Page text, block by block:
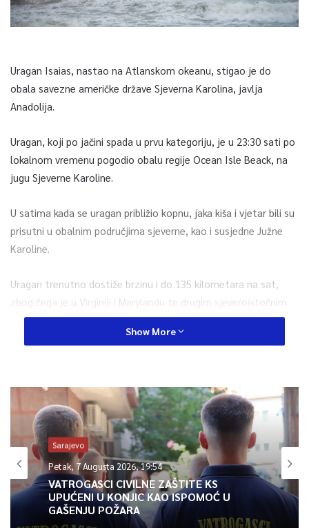
Uragan Isaias, nastao na Atlanskom okeanu, stigao je do
obala savezne američke države Sjeverna Karolina, javlja
Anadolija.
Uragan, koji po jačini spada u prvu kategoriju, je u 23:30 sati po
lokalnom vremenu pogodio obalu regije Ocean Isle Beack, na
jugu Sjeverne Karoline.
U satima kada se uragan približio kopnu, jaka kiša i vjetar bili su
prisutni u obalnim područjima sjeverne, kao i susjedne Južne
Karoline.
Uragan trenutno dostiže brzinu i do 135 kilometara na sat,
zbog čega je u Virginiji i Marylandu te drugim sjeveroistočnim
državama izdato upozorenje za jak vjetar i moguće poplave.
Article Rating
Show More
Sarajevo
Petak, 7 Augusta 2026, 19:54
VATROGASCI CIVILNE ZAŠTITE KS
UPUĆENI U KONJIC KAO ISPOMOĆ U
GAŠENJU POŽARA